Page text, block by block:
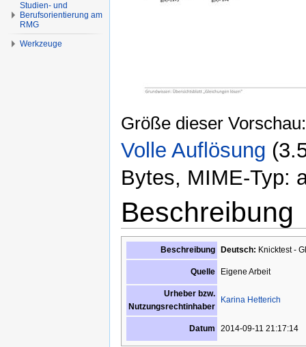
Größe dieser
Volle Auflösung
Bytes, MIME-Typ:
Beschreibung
Beschreibung Deutsch: Knicktest -
Quelle Eigene Arbeit
Urheber bzw.
Nutzungsrechtinhaber
Karina Hetterich
Datum 2014-09-11 21:17:14
Studien- und
Berufsorientierung am
RMG
Werkzeuge